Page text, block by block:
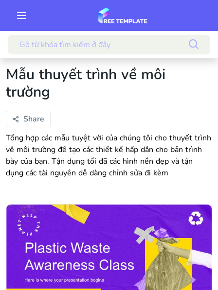
Mẫu thuyết trình về môi
trường
Share
Tổng hợp các mẫu tuyệt vời của chúng tôi cho thuyết trình
về môi trường để tạo các thiết kế hấp dẫn cho bản trình
bày của bạn. Tận dụng tối đã các hình nền đẹp và tận
dụng các tài nguyên dễ dàng chỉnh sửa đi kèm